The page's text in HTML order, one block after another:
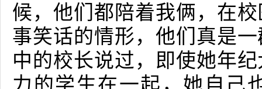
候，他们都陪着我俩，在
事笑话的情形，他们真是
中的校长说过，即使她年
力的学生在一起，她自己